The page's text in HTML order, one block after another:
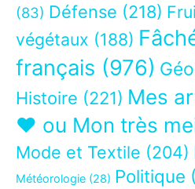
(83) Défense (218)
végétaux (188)
français (976)
Histoire (221) Mes
❤ ou Mon très
Mode et Textile (204)
Météorologie (28) Politique